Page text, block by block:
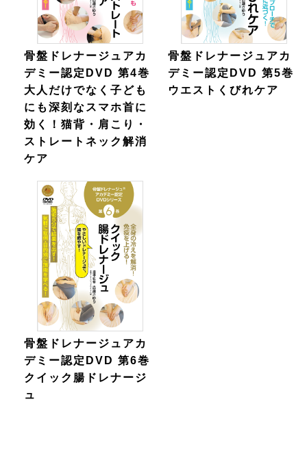
骨盤ドレナージュアカ
デミー認定DVD 第4巻
大人だけでなく子ども
にも深刻なスマホ首に
効く！猫背・肩こり・
ストレートネック解消
ケア
骨盤ドレナージュアカ
デミー認定DVD 第5巻
ウエストくびれケア
骨盤ドレナージュアカ
デミー認定DVD 第6巻
クイック腸ドレナージ
ュ